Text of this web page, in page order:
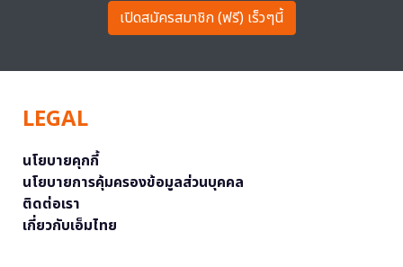
เปิดสมัครสมาชิก (ฟรี) เร็วๆนี้
LEGAL
นโยบายคุกกี้
นโยบายการคุ้มครองข้อมูลส่วนบุคคล
ติดต่อเรา
เกี่ยวกับเอ็มไทย